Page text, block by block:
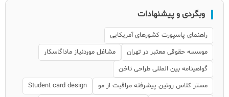
وبگردی و پیشنهادات
راهنمای پاسپورت کشورهای آمریکایی
موسسه حقوقی معتبر در تهران
مشاغل موردنیاز ماداگاسکار
گواهینامه بین المللی طراحی ناخن
مستر کلاس روتین پیشرفته مراقبت از مو
Student card design